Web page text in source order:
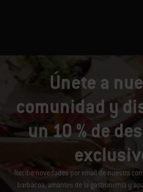
Únete a
comunidad y
un 10 % de
Recibe novedades por email de nuestra
barbacoa, amantes de la gastronomía y